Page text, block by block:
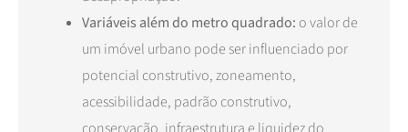
Variáveis além do metro quadrado: o valor de
um imóvel urbano pode ser influenciado por
potencial construtivo, zoneamento,
acessibilidade, padrão construtivo,